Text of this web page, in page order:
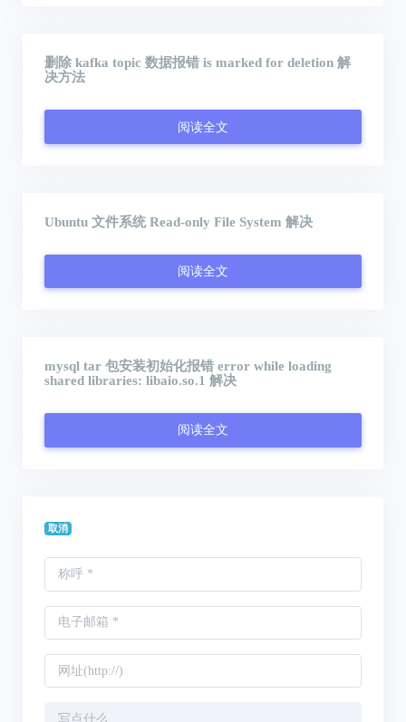
删除 kafka topic 数据报错 is marked for deletion 解
决方法
阅读全文
Ubuntu 文件系统 Read-only File System 解决
阅读全文
mysql tar 包安装初始化报错 error while loading
shared libraries: libaio.so.1 解决
阅读全文
取消